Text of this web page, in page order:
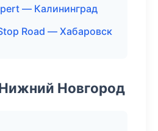
— Калининград
Road — Хабаровск
Новгород